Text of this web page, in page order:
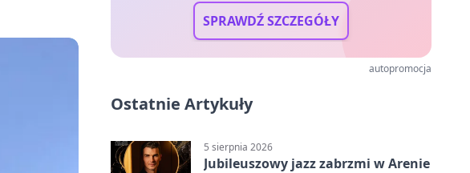
SPRAWDŹ SZCZEGÓŁY
autopromocja
Ostatnie Artykuły
5 sierpnia 2026
Jubileuszowy jazz zabrzmi w Arenie